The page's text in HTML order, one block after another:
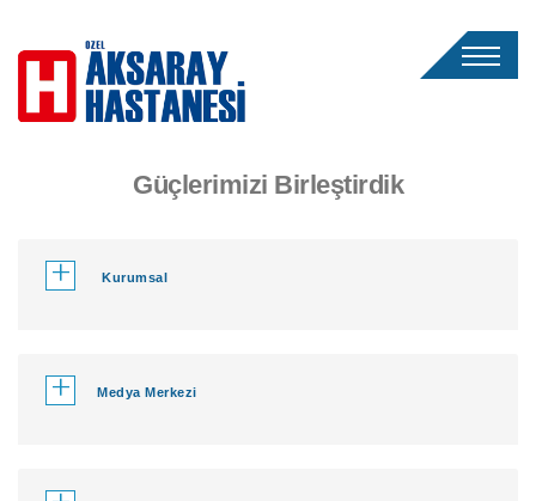
Güçlerimizi Birleştirdik
+ Kurumsal
+ Medya Merkezi